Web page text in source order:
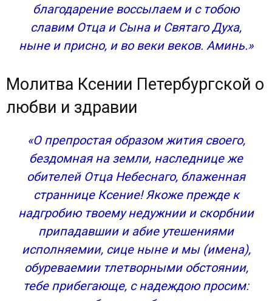
О чем молятся Ксении Петербургской?
Молитва Ксении Петербургской о любви
Молитва Ксении Петербургской о замужестве
Молитва Ксении Петербургской о детях
Молитва Ксении Петербургской о семейном
Молитва Ксении Петербургской о помощи
Молитва Ксении Петербургской о работе
Молитва Ксении Петербургской о здоровье
Сильная молитва Ксении блаженной: о помощи,
любви, защите
Раннее вдовство
Скорбь о почившем муже
Начало крестного пути
Гонимая всеми нищенка
Странности, удивлявшие окружающих
Юродивая, приносящая удачу
благодарение воссылаем и с тобою
славим Отца и Сына и Святаго Духа,
ныне и присно, и во веки веков. Аминь.»
Молитва Ксении Петербургской о
любви и здравии
«О препростая образом жития своего,
бездомная на земли, наследнице же
обителей Отца Небеснаго, блаженная
страннице Ксение! Якоже прежде к
надгробию твоему недужнии и скорбнии
припадавшии и абие утешениями
исполняемии, сице ныне и мы (имена),
обуреваемии тлетворными обстоянии,
тебе прибегающе, с надеждою просим: